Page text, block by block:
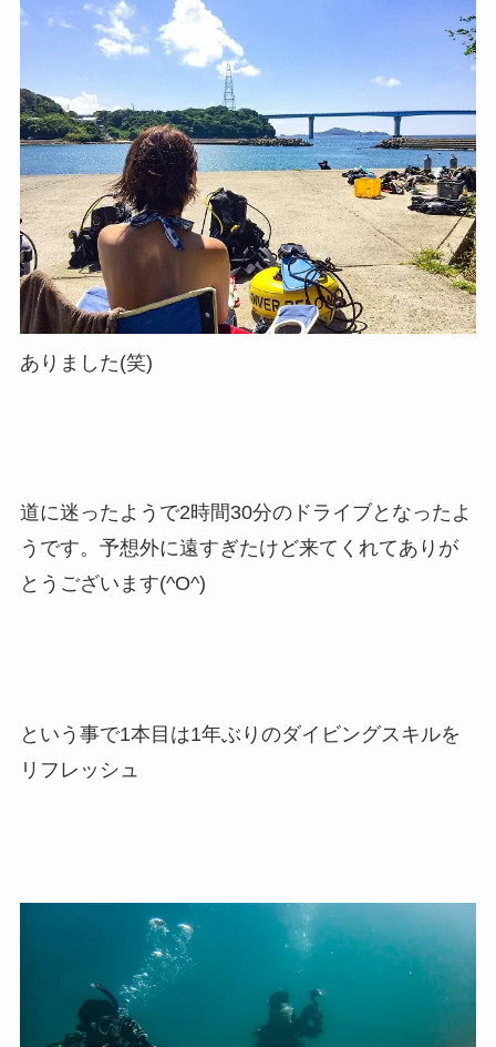
ありました(笑)
道に迷ったようで2時間30分のドライブとなったよ
うです。予想外に遠すぎたけど来てくれてありが
とうございます(^O^)
という事で1本目は1年ぶりのダイビングスキルを
リフレッシュ